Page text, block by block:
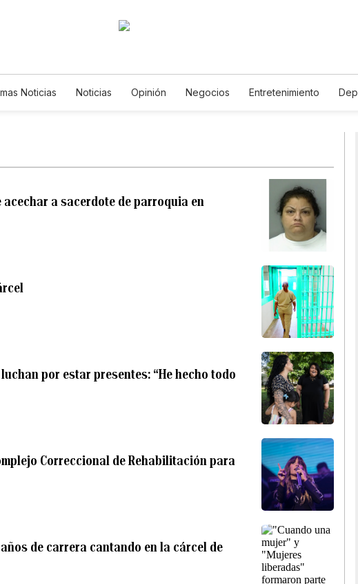
Noticias Noticias Opinión Negocios Entretenimiento
a sacerdote de parroquia en
por estar presentes: “He hecho todo
Correccional de Rehabilitación para
de carrera cantando en la cárcel de